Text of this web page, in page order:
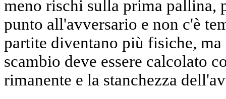
meno rischi sulla prima pallina,
punto all'avversario e non c'è
partite diventano più fisiche,
scambio deve essere calcolato
rimanente e la stanchezza